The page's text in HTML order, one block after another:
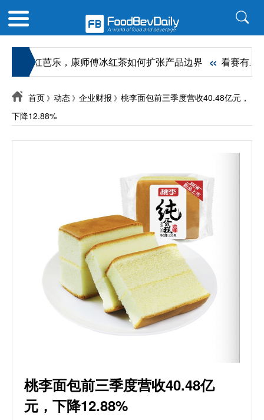
到红芭乐，康师傅冰红茶如何扩张产品边界 « 看赛有乐事
首页 》 动态 》 企业财报 》 桃李面包前三季度营收40.48亿元，
下降12.88%
桃李面包前三季度营收40.48亿
元，下降12.88%